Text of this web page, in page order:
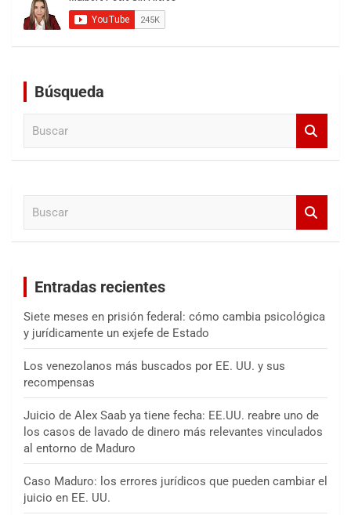
Búsqueda
Entradas recientes
Siete meses en prisión federal: cómo cambia psicológica
y jurídicamente un exjefe de Estado
Los venezolanos más buscados por EE. UU. y sus
recompensas
Juicio de Alex Saab ya tiene fecha: EE.UU. reabre uno de
los casos de lavado de dinero más relevantes vinculados
al entorno de Maduro
Caso Maduro: los errores jurídicos que pueden cambiar el
juicio en EE. UU.